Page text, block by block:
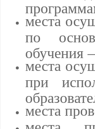
места
по
обучения
места
при
места